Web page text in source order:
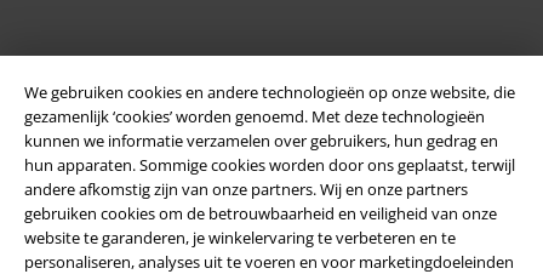
We gebruiken cookies en andere technologieën op onze website, die
gezamenlijk ‘cookies’ worden genoemd. Met deze technologieën
kunnen we informatie verzamelen over gebruikers, hun gedrag en
hun apparaten. Sommige cookies worden door ons geplaatst, terwijl
andere afkomstig zijn van onze partners. Wij en onze partners
gebruiken cookies om de betrouwbaarheid en veiligheid van onze
website te garanderen, je winkelervaring te verbeteren en te
personaliseren, analyses uit te voeren en voor marketingdoeleinden
Legal
Algemene Voorwaarden